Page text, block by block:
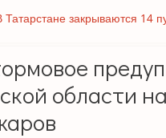
Татарстане закрываются 14
области